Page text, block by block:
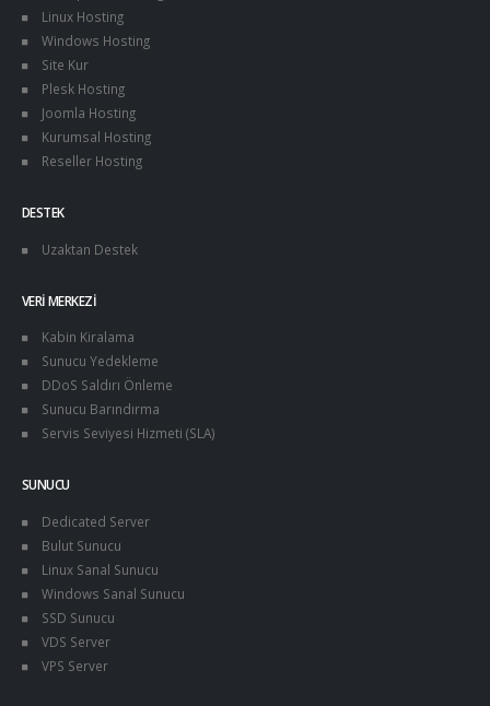
Linux Hosting
Windows Hosting
Site Kur
Plesk Hosting
Joomla Hosting
Kurumsal Hosting
Reseller Hosting
DESTEK
Uzaktan Destek
VERI MERKEZI
Kabin Kiralama
Sunucu Yedekleme
DDoS Saldırı Önleme
Sunucu Barındırma
Servis Seviyesi Hizmeti (SLA)
SUNUCU
Dedicated Server
Bulut Sunucu
Linux Sanal Sunucu
Windows Sanal Sunucu
SSD Sunucu
VDS Server
VPS Server